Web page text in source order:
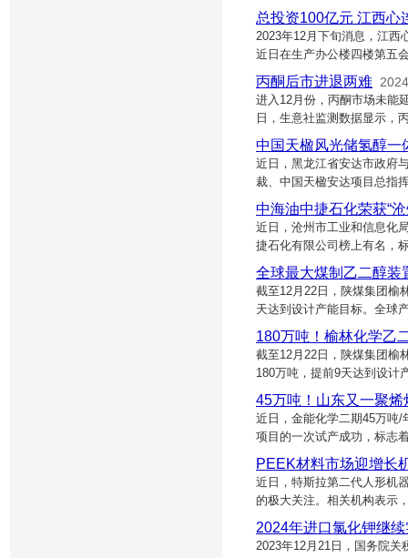
总投资100亿元 江西心
2023年12月下旬消息，江西
近日在生产办公楼四楼第五
丙酮后市进退两难
进入12月份，丙酮市场未能
日，生意社监测数据显示，
中国天楹风光储氢醇一
近日，黑龙江省安达市政府
裁、中国天楹安达项目总指
中海油中捷石化荣获“
近日，沧州市工业和信息化
捷石化有限公司榜上有名，
全球最大煤制乙二醇装
截至12月22日，陕煤集团榆
天达到设计产能目标。全球
180万吨！榆林化学乙
截至12月22日，陕煤集团榆
180万吨，提前9天达到设
45万吨！山东又一聚烯
近日，金能化学二期45万吨
项目的一次试产成功，标志
PEEK材料市场迎增长
近日，特斯拉第二代人形机
的极大关注。相关机构表示
2024年进口氯化钾继续
2023年12月21日，国务院关